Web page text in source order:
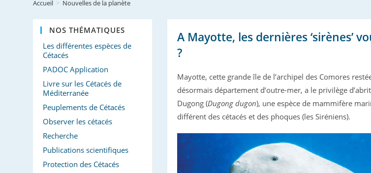
Accueil > Nouvelles de la planète
A Mayotte, les dernières ‘sirènes’
?
Mayotte, cette grande île de l’archipel des Comores
désormais département d’outre-mer, a le privilège
Dugong (Dugong dugon), une espèce de mammifère
différent des cétacés et des phoques (les Siréniens).
NOS THÉMATIQUES
Les différentes espèces de
Cétacés
PADOC Application
Livre sur les Cétacés de
Méditerranée
Peuplements de Cétacés
Observer les cétacés
Recherche
Publications scientifiques
Protection des Cétacés